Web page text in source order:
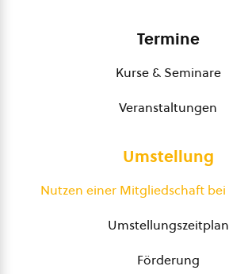
Termine
Kurse & Seminare
Veranstaltungen
Umstellung
Nutzen einer Mitgliedschaft bei
Umstellungszeitplan
Förderung